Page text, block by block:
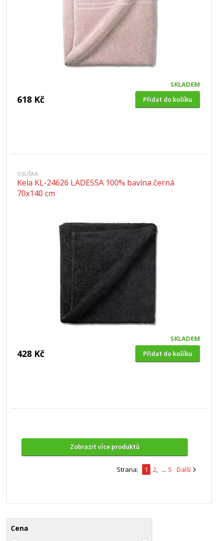
SKLADEM
618 Kč Přidat do košíku
OSUŠKA
Kela KL-24626 LADESSA 100% bavlna černá
70x140 cm
SKLADEM
428 Kč Přidat do košíku
Zobrazit více produktů
Strana: 1 2, ... 5 Další
Cena